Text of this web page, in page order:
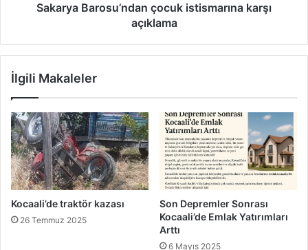
Sakarya Barosu’ndan çocuk istismarına karşı
açıklama
İlgili Makaleler
Kocaali’de traktör kazası
26 Temmuz 2025
Son Depremler Sonrası
Kocaali’de Emlak Yatırımları
Arttı
6 Mayıs 2025